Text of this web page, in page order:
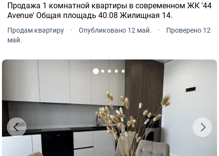
Продажа 1 комнатной квартиры в современном ЖК '44
Avenue' Общая площадь 40.08 Жилищная 14.
Продам квартиру · Опубликовано 12 май. ·
Проверено 12
май.